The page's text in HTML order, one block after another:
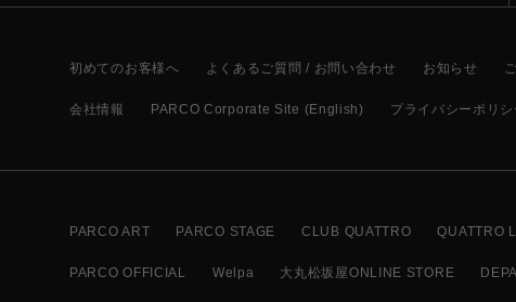
初めてのお客様へ よくあるご質問 / お問い合わせ お知らせ
会社情報 PARCO Corporate Site (English) プライバシーポリシ
PARCO ART PARCO STAGE CLUB QUATTRO QUATTRO
PARCO OFFICIAL Welpa 大丸松坂屋ONLINE STORE